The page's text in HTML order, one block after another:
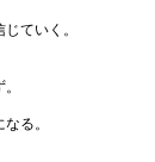
ていく。
る。